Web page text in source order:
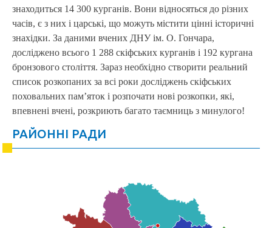
знаходиться 14 300 курганів. Вони відносяться до різних
часів, є з них і царські, що можуть містити цінні історичні
знахідки. За даними вчених ДНУ ім. О. Гончара,
досліджено всього 1 288 скіфських курганів і 192 кургана
бронзового століття. Зараз необхідно створити реальний
список розкопаних за всі роки досліджень скіфських
поховальних пам’яток і розпочати нові розкопки, які,
впевнені вчені, розкриють багато таємниць з минулого!
РАЙОННІ РАДИ